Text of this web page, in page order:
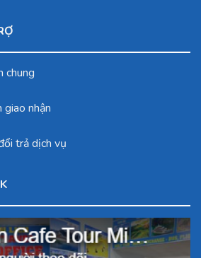
chung
giao nhận
trả dịch vụ